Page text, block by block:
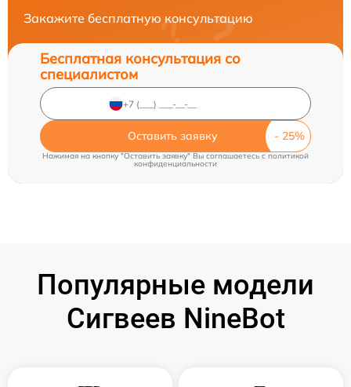
Закажите бесплатную консультацию
Бесплатная консультация со
специалистом
Оставить заявку
Нажимая на кнопку "Оставить заявку" Вы соглашаетесь c политикой
конфиденциальности
Популярные модели
Сигвеев NineBot